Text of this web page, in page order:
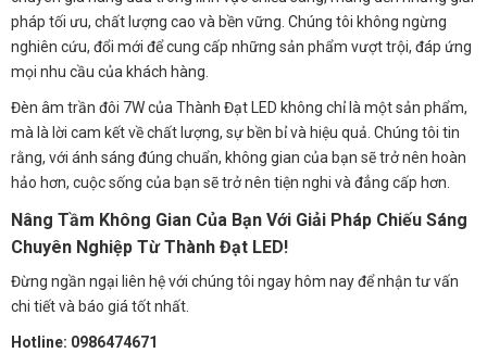
pháp tối ưu, chất lượng cao và bền vững. Chúng tôi không ngừng
nghiên cứu, đổi mới để cung cấp những sản phẩm vượt trội, đáp ứng
mọi nhu cầu của khách hàng.
Đèn âm trần đôi 7W của Thành Đạt LED không chỉ là một sản phẩm,
mà là lời cam kết về chất lượng, sự bền bỉ và hiệu quả. Chúng tôi tin
rằng, với ánh sáng đúng chuẩn, không gian của bạn sẽ trở nên hoàn
hảo hơn, cuộc sống của bạn sẽ trở nên tiện nghi và đẳng cấp hơn.
Nâng Tầm Không Gian Của Bạn Với Giải Pháp Chiếu Sáng
Chuyên Nghiệp Từ Thành Đạt LED!
Đừng ngần ngại liên hệ với chúng tôi ngay hôm nay để nhận tư vấn
chi tiết và báo giá tốt nhất.
Hotline: 0986474671